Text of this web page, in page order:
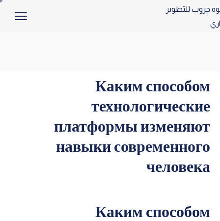
Каким способом
технологические
платформы изменяют
навыки современного
человека
Каким способом